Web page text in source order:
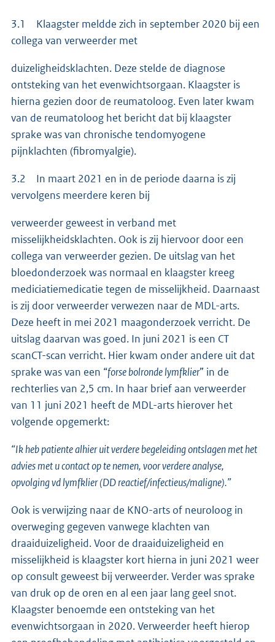
3.1 Klaagster meldde zich in september 2020 bij een
collega van verweerder met
duizeligheidsklachten. Deze stelde de diagnose
ontsteking van het evenwichtsorgaan. Klaagster is
hierna gezien door de reumatoloog. Even later kwam
van de reumatoloog het bericht dat bij klaagster
sprake was van chronische tendomyogene
pijnklachten (fibromyalgie).
3.2 In maart 2021 en in de periode daarna is zij
vervolgens meerdere keren bij
verweerder geweest in verband met
misselijkheidsklachten. Ook is zij hiervoor door een
collega van verweerder gezien. De uitslag van het
bloedonderzoek was normaal en klaagster kreeg
mediciatiemedicatie tegen de misselijkheid. Daarnaast
is zij door verweerder verwezen naar de MDL-arts.
Deze heeft in mei 2021 maagonderzoek verricht. De
uitslag daarvan was goed. In juni 2021 is een CT
scanCT-scan verricht. Hier kwam onder andere uit dat
sprake was van een “forse bolronde lymfklier” in de
rechterlies van 2,5 cm. In haar brief aan verweerder
van 11 juni 2021 heeft de MDL-arts hierover het
volgende opgemerkt:
“Ik heb patiente alhier uit verdere begeleiding ontslagen met het
advies met u contact op te nemen, voor verdere analyse,
opvolging vd lymfklier (DD reactief/infectieus/maligne).”
Ook is verwijzing naar de KNO-arts of neuroloog in
overweging gegeven vanwege klachten van
draaiduizeligheid. Voor de draaiduizeligheid en
misselijkheid is klaagster kort hierna in juni 2021 weer
op consult geweest bij verweerder. Verder was sprake
van druk op de oren en al een jaar lang geel snot.
Klaagster benoemde een ontsteking van het
evenwichtsorgaan in 2020. Verweerder heeft hierop